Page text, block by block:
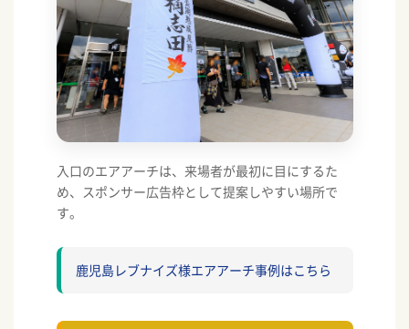
入口のエアアーチは、来場者が最初に目にするた
め、スポンサー広告枠として提案しやすい場所で
す。
鹿児島レブナイズ様エアアーチ事例はこちら